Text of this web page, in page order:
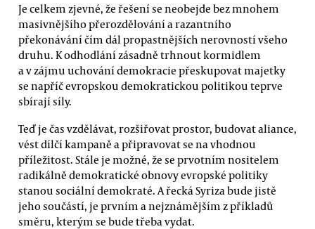
Je celkem zjevné, že řešení se neobejde bez mnohem
masivnějšího přerozdělování a razantního
překonávání čím dál propastnějších nerovností všeho
druhu. K odhodlání zásadně trhnout kormidlem
a v zájmu uchování demokracie přeskupovat majetky
se napříč evropskou demokratickou politikou teprve
sbírají síly.
Teď je čas vzdělávat, rozšiřovat prostor, budovat aliance,
vést dílčí kampaně a připravovat se na vhodnou
příležitost. Stále je možné, že se prvotním nositelem
radikálně demokratické obnovy evropské politiky
stanou sociální demokraté. A řecká Syriza bude jistě
jeho součástí, je prvním a nejznámějším z příkladů
směru, kterým se bude třeba vydat.